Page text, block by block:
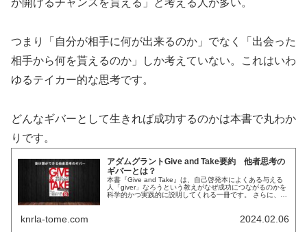
が開けるチャンスを貰える」と考える人が多い。
つまり「自分が相手に何が出来るのか」でなく「出会った
相手から何を貰えるのか」しか考えていない。これはいわ
ゆるテイカー的な思考です。
どんなギバーとして生きれば成功するのかは本書で丸わか
りです。
アダムグラントGive and Take要約 他者思考の
ギバーとは？
本書『Give and Take』は、自己啓発本によくある与える
人「giver」なろうという教えがなぜ成功につながるのかを
科学的かつ実践的に説明してくれる一冊です。 さらに、成
knrla-tome.com 2024.02.06